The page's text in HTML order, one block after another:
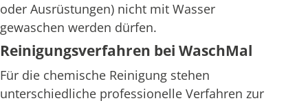
oder Ausrüstungen) nicht mit Wasser
gewaschen werden dürfen.
Reinigungsverfahren bei WaschMal
Für die chemische Reinigung stehen
unterschiedliche professionelle Verfahren zur